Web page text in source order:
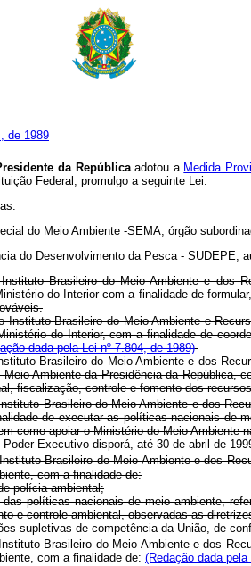
de 1989
da Repúblicaadotou a Medida
Federal, promulgo a seguinte Lei:
do Meio Ambiente -SEMA, órgão
do Desenvolvimento da Pesca -
Brasileiro do Meio Ambiente e dos
do Interior com a finalidade de
Instituto Brasileiro do Meio Ambiente e
do Interior, com a finalidade de
dada pela Lei nº 7.804, de 1989)
Brasileiro do Meio Ambiente e dos
Ambiente da Presidência da República,
fiscalização, controle e fomento dos
Brasileiro do Meio Ambiente e dos
de executar as políticas nacionais de
como apoiar o Ministério do Meio Ambiente
Executivo disporá, até 30 de abril de
Brasileiro do Meio Ambiente e dos
com a finalidade de:
polícia ambiental;
políticas nacionais de meio ambiente,
e controle ambiental, observadas as
supletivas de competência da União, de
Brasileiro do Meio Ambiente e dos
com a finalidade de: (Redação dada